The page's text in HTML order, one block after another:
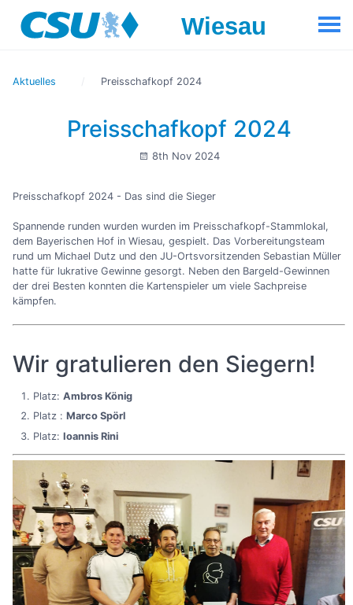
Aktuelles Preisschafkopf 2024
Preisschafkopf 2024
8th Nov 2024
Preisschafkopf 2024 - Das sind die Sieger
Spannende runden wurden wurden im Preisschafkopf-Stammlokal,
dem Bayerischen Hof in Wiesau, gespielt. Das Vorbereitungsteam
rund um Michael Dutz und den JU-Ortsvorsitzenden Sebastian Müller
hatte für lukrative Gewinne gesorgt. Neben den Bargeld-Gewinnen
der drei Besten konnten die Kartenspieler um viele Sachpreise
kämpfen.
Wir gratulieren den Siegern!
Platz: Ambros König
Platz : Marco Spörl
Platz: Ioannis Rini